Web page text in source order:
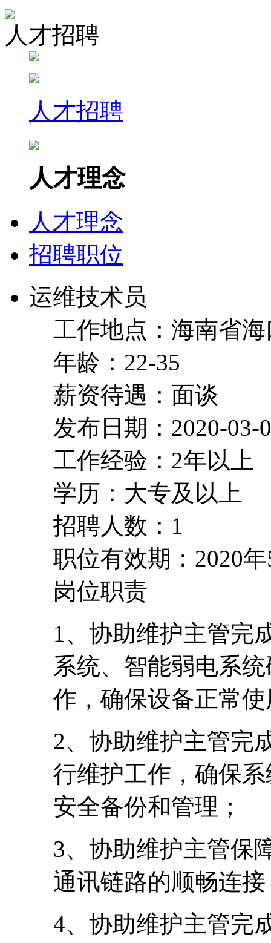
人才招聘
人才招聘
人才理念
人才理念
招聘职位
运维技术员
工作地点：海南省
年龄：22-35
薪资待遇：面谈
发布日期：2020-03-
工作经验：2年以上
学历：大专及以上
招聘人数：1
职位有效期：2020
岗位职责
1、协助维护主管完
系统、智能弱电系
作，确保设备正常
2、协助维护主管完
行维护工作，确保
安全备份和管理；
3、协助维护主管保
通讯链路的顺畅连
4、协助维护主管完